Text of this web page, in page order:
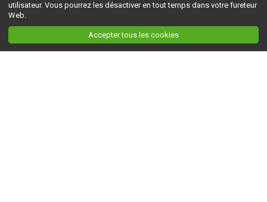
utilisateur. Vous pourrez les désactiver en tout temps dans votre fureteur
Web.
Accepter tous les cookies